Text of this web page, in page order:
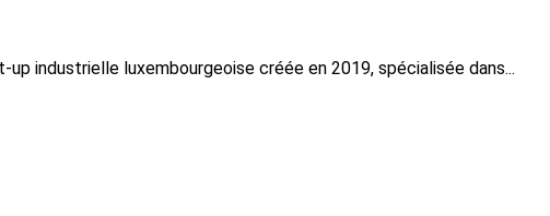
industrielle luxembourgeoise créée en 2019, spécialisée dans...